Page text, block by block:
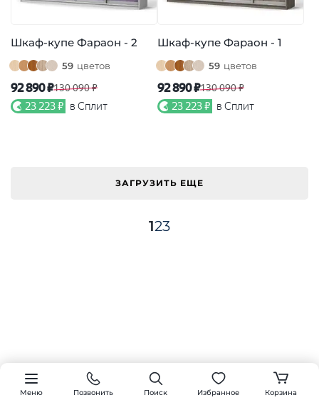
Шкаф-купе Фараон - 2
59 цветов
92 890 ₽130 090 ₽
23 223 ₽ в Сплит
Шкаф-купе Фараон - 1
59 цветов
92 890 ₽130 090 ₽
23 223 ₽ в Сплит
ЗАГРУЗИТЬ ЕЩЕ
123
Меню Позвонить Поиск Избранное Корзина